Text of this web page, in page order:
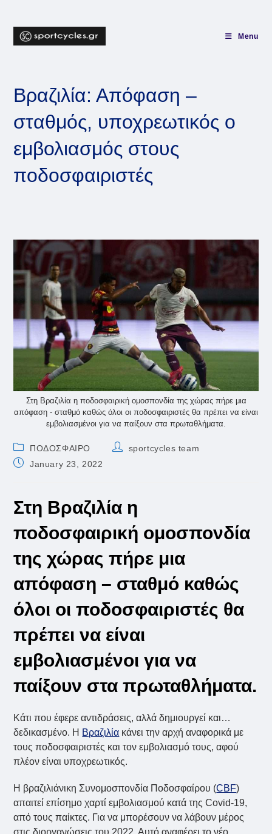
content
Menu
Βραζιλία: Απόφαση –
σταθμός, υποχρεωτικός ο
εμβολιασμός στους
ποδοσφαιριστές
Στη Βραζιλία η ποδοσφαιρική ομοσπονδία της χώρας πήρε μια
απόφαση - σταθμό καθώς όλοι οι ποδοσφαιριστές θα πρέπει να είναι
εμβολιασμένοι για να παίξουν στα πρωταθλήματα.
Post
category:
ΠΟΔΟΣΦΑΙΡΟ
Postsportcycles team
PostJanuary 23, 2022
Στη Βραζιλία η
ποδοσφαιρική ομοσπονδία
της χώρας πήρε μια
απόφαση – σταθμό καθώς
όλοι οι ποδοσφαιριστές θα
πρέπει να είναι
εμβολιασμένοι για να
παίξουν στα πρωταθλήματα.
Κάτι που έφερε αντιδράσεις, αλλά δημιουργεί και…
δεδικασμένο. Η Βραζιλία κάνει την αρχή αναφορικά με
τους ποδοσφαιριστές και τον εμβολιασμό τους, αφού
πλέον είναι υποχρεωτικός.
Η βραζιλιάνικη Συνομοσπονδία Ποδοσφαίρου (CBF)
απαιτεί επίσημο χαρτί εμβολιασμού κατά της Covid-19,
από τους παίκτες. Για να μπορέσουν να λάβουν μέρος